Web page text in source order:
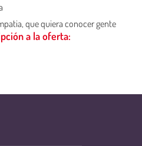
que quiera conocer gente
a la oferta: